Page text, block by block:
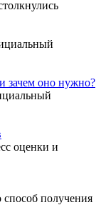
зачем оно нужно?
оценки и
получения